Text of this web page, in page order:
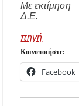
Με εκτίμηση
Δ.E.
πηγή
Κοινοποιήστε:
Facebook